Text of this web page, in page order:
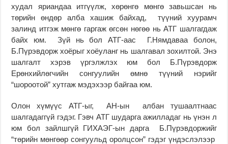
худал яриандаа итгүүлж, хөрөнгө мөнгө завьшсан нь
төрийн өндөр алба хашиж байхад, түүний хуурамч
залинд итгэж мөнгө гаргаж өгсөн нөгөө нь АТГ шалгагдаж
байх юм. Зүй нь бол АТГ-аас Г.Нямдаваа болон,
Б.Пүрэвдорж хоёрыг хоёуланг нь шалгавал зохилтой. Энэ
шалгалт хэрэв үргэлжлэх юм бол Б.Пүрэвдорж
Ерөнхийлөгчийн сонгуулийн өмнө түүний нэрийг
“шороотой” хутгаж мэдэхээр байгаа юм.
Олон хүмүүс АТГ-ыг, АН-ын албан тушаалтнаас
шалгадаггүй гэдэг. Гэвч АТГ шударга ажилладаг нь үнэн л
юм бол зайлшгүй ГИХАЭГ-ын дарга Б.Пүрэвдоржийг
“төрийн мөнгөөр сонгуульд оролцсон” гэдэг үндэслэлээр